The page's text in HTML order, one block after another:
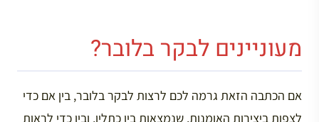
מעוניינים לבקר בלובר?
אם הכתבה הזאת גרמה לכם לרצות לבקר בלובר, בין אם כדי
לצפות ביצירות האומנות, שנמצאות בין כתליו, ובין כדי לראות